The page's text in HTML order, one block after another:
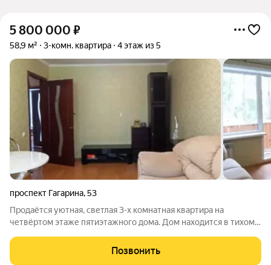
5 800 000 ₽
58,9 м² 3-комн. квартира 4 этаж из 5
проспект Гагарина,53
Продаётся уютная, светлая 3-х комнатная квартира на
четвёртом этаже пятиэтажного дома. Дом находится в тихом
кв.м., кухня 7,2 кв.м. Высота потолков 2,5 м. Окна выходят на
две стороны дома. В
Позвонить